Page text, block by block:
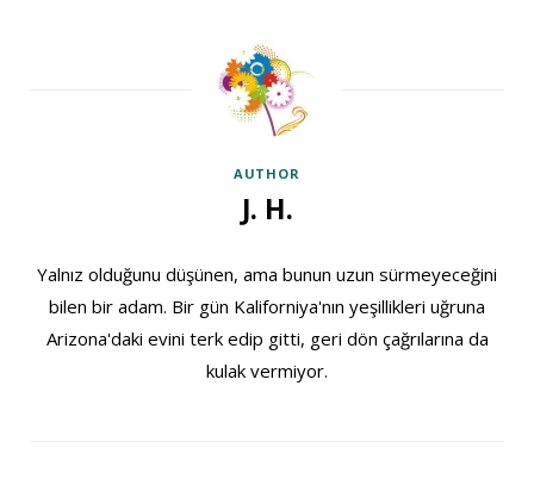
AUTHOR
J. H.
Yalnız olduğunu düşünen, ama bunun uzun sürmeyeceğini
bilen bir adam. Bir gün Kaliforniya'nın yeşillikleri uğruna
Arizona'daki evini terk edip gitti, geri dön çağrılarına da
kulak vermiyor.